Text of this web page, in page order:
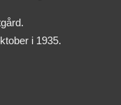
i 1935.